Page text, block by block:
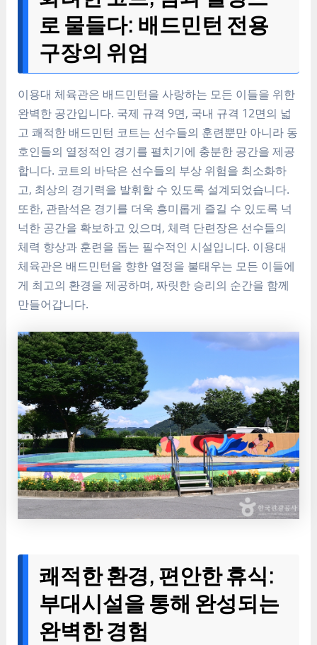
로 물들다: 배드민턴 전용
구장의 위엄
이용대 체육관은 배드민턴을 사랑하는 모든 이들을 위한
완벽한 공간입니다. 국제 규격 9면, 국내 규격 12면의 넓
고 쾌적한 배드민턴 코트는 선수들의 훈련뿐만 아니라 동
호인들의 열정적인 경기를 펼치기에 충분한 공간을 제공
합니다. 코트의 바닥은 선수들의 부상 위험을 최소화하
고, 최상의 경기력을 발휘할 수 있도록 설계되었습니다.
또한, 관람석은 경기를 더욱 흥미롭게 즐길 수 있도록 넉
넉한 공간을 확보하고 있으며, 체력 단련장은 선수들의
체력 향상과 훈련을 돕는 필수적인 시설입니다. 이용대
체육관은 배드민턴을 향한 열정을 불태우는 모든 이들에
게 최고의 환경을 제공하며, 짜릿한 승리의 순간을 함께
만들어갑니다.
쾌적한 환경, 편안한 휴식:
부대시설을 통해 완성되는
완벽한 경험